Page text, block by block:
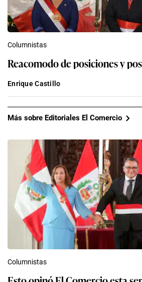
Columnistas
Reacomodo de posiciones y
Enrique Castillo
Más sobre Editoriales El Comercio
Columnistas